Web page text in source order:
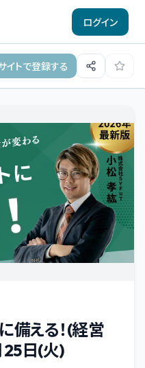
ログイン
イトで登録する
備える！(経営
25日(火)